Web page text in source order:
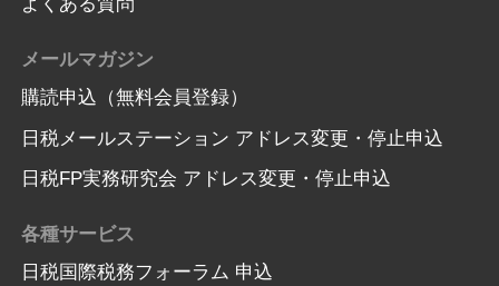
メールマガジン
購読申込（無料会員登録）
日税メールステーション アドレス変更・停止申込
日税FP実務研究会 アドレス変更・停止申込
各種サービス
日税国際税務フォーラム 申込